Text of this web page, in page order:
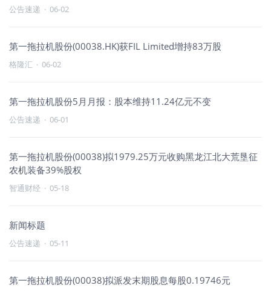
公告速递 · 06-02
第一拖拉机股份(00038.HK)获FIL Limited增持83万股
格隆汇 · 06-02
第一拖拉机股份5月月报：股本维持11.24亿元不变
公告速递 · 06-01
第一拖拉机股份(00038)拟1979.25万元收购黑龙江北大荒垦征
农机装备39%股权
智通财经 · 05-18
新闻标题
公告速递 · 05-11
第一拖拉机股份(00038)拟派发末期股息每股0.19746元